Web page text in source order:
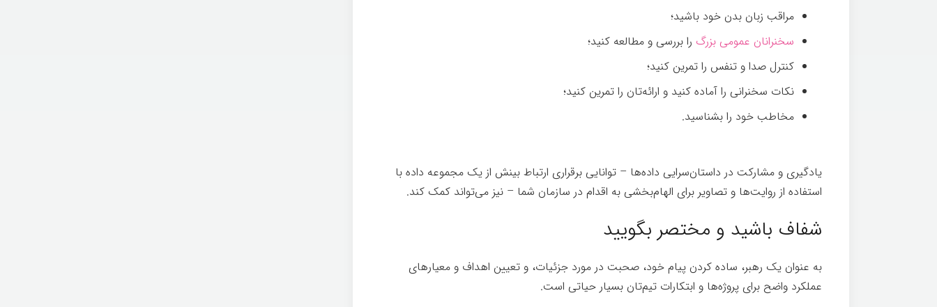
مراقب زبان بدن خود باشید؛
سخنرانان عمومی بزرگ را بررسی و مطالعه کنید؛
کنترل صدا و تنفس را تمرین کنید؛
نکات سخنرانی را آماده کنید و ارائه‌تان را تمرین کنید؛
مخاطب خود را بشناسید.
یادگیری و مشارکت در داستان‌سرایی داده‌ها – توانایی برقراری ارتباط بینش از یک مجموعه داده با
استفاده از روایت‌ها و تصاویر برای الهام‌بخشی به اقدام در سازمان شما – نیز می‌تواند کمک کند.
شفاف باشید و مختصر بگویید
به عنوان یک رهبر، ساده کردن پیام خود، صحبت در مورد جزئیات، و تعیین اهداف و معیارهای
عملکرد واضح برای پروژه‌ها و ابتکارات تیم‌تان بسیار حیاتی است.